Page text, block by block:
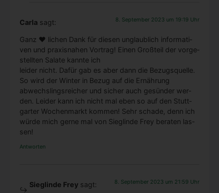
Carla sagt: 8. September 2023 um 19:19 Uhr
Ganz ♥ lichen Dank für die­sen unglaub­lich infor­ma­ti­
ven und pra­xis­na­hen Vor­trag! Einen Groß­teil der vor­ge­
stell­ten Sala­te kann­te ich
lei­der nicht. Dafür gab es aber dann die Bezugs­quel­le.
So wird der Win­ter in Bezug auf die Ernäh­rung
abwechs­lings­rei­cher und sicher auch gesün­der wer­
den. Lei­der kann ich nicht mal eben so auf den Stutt­
gar­ter Wochen­markt kom­men! Sehr scha­de, denn ich
wür­de mich ger­ne mal von Sieg­lin­de Frey bera­ten las­
sen!
Antworten
Sieglinde Frey sagt: 8. September 2023 um 21:59 Uhr